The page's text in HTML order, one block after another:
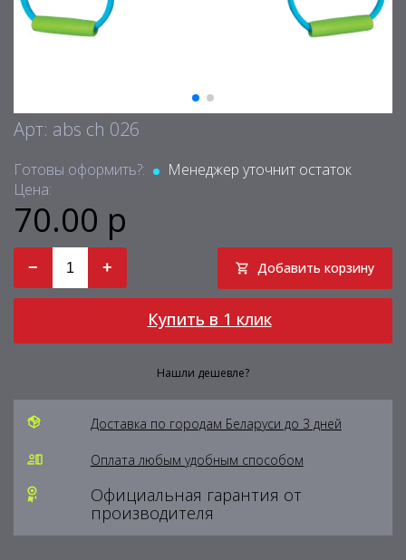
Арт: abs ch 026
Готовы оформить?:
Менеджер уточнит остаток
Цена:
70.00 р
− + Добавить корзину
Купить в 1 клик
Нашли дешевле?
Доставка по городам Беларуси до 3 дней
Оплата любым удобным способом
Официальная гарантия от
производителя